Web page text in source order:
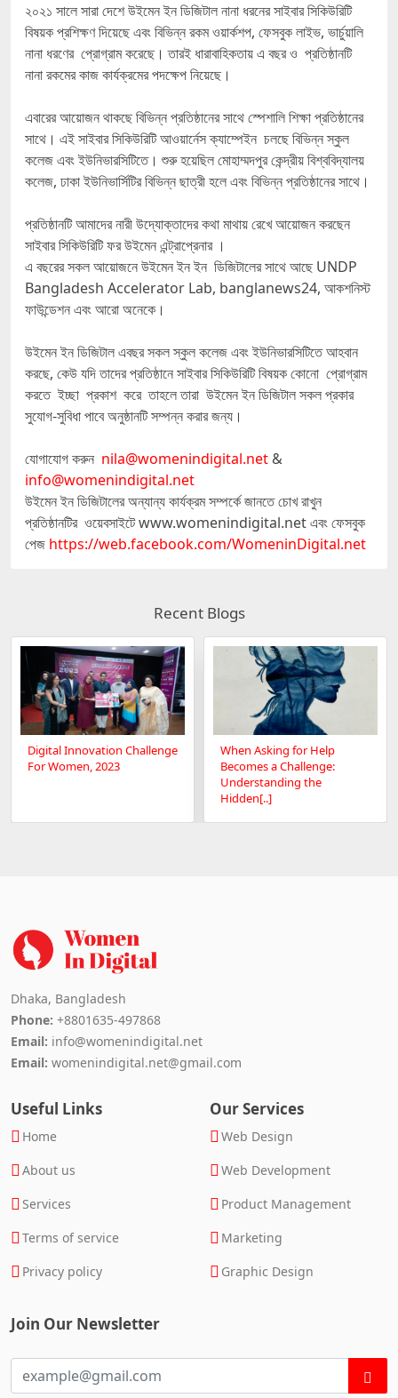
২০২১ সালে সারা দেশে উইমেন ইন ডিজিটাল নানা ধরনের সাইবার সিকিউরিটি
বিষয়ক প্রশিক্ষণ দিয়েছে এবং বিভিন্ন রকম ওয়ার্কশপ, ফেসবুক লাইভ, ভার্চুয়ালি
নানা ধরণের প্রোগ্রাম করেছে। তারই ধারাবাহিকতায় এ বছর ও প্রতিষ্ঠানটি
নানা রকমের কাজ কার্যক্রমের পদক্ষেপ নিয়েছে।
এবারের আয়োজন থাকছে বিভিন্ন প্রতিষ্ঠানের সাথে স্পেশালি শিক্ষা প্রতিষ্ঠানের
সাথে। এই সাইবার সিকিউরিটি আওয়ার্নেস ক্যাম্পেইন চলছে বিভিন্ন স্কুল
কলেজ এবং ইউনিভারসিটিতে। শুরু হয়েছিল মোহাম্মদপুর কেন্দ্রীয় বিশ্ববিদ্যালয়
কলেজ, ঢাকা ইউনিভার্সিটির বিভিন্ন ছাত্রী হলে এবং বিভিন্ন প্রতিষ্ঠানের সাথে।
প্রতিষ্ঠানটি আমাদের নারী উদ্যোক্তাদের কথা মাথায় রেখে আয়োজন করছেন
সাইবার সিকিউরিটি ফর উইমেন এন্ট্রাপ্রেনার ।
এ বছরের সকল আয়োজনে উইমেন ইন ইন ডিজিটালের সাথে আছে UNDP
Bangladesh Accelerator Lab, banglanews24, আকশনিস্ট
ফাউন্ডেশন এবং আরো অনেকে।
উইমেন ইন ডিজিটাল এবছর সকল স্কুল কলেজ এবং ইউনিভারসিটিতে আহবান
করছে, কেউ যদি তাদের প্রতিষ্ঠানে সাইবার সিকিউরিটি বিষয়ক কোনো প্রোগ্রাম
করতে ইচ্ছা প্রকাশ করে তাহলে তারা উইমেন ইন ডিজিটাল সকল প্রকার
সুযোগ-সুবিধা পাবে অনুষ্ঠানটি সম্পন্ন করার জন্য।
যোগাযোগ করুন nila@womenindigital.net &
info@womenindigital.net
উইমেন ইন ডিজিটালের অন্যান্য কার্যক্রম সম্পর্কে জানতে চোখ রাখুন
প্রতিষ্ঠানটির ওয়েবসাইটে www.womenindigital.net এবং ফেসবুক
পেজ https://web.facebook.com/WomeninDigital.net
Recent Blogs
Digital Innovation Challenge
For Women, 2023
When Asking for Help
Becomes a Challenge:
Understanding the
Hidden[..]
Dhaka, Bangladesh
Phone: +8801635-497868
Email: info@womenindigital.net
Email: womenindigital.net@gmail.com
Useful Links
Home
About us
Services
Terms of service
Privacy policy
Our Services
Web Design
Web Development
Product Management
Marketing
Graphic Design
Join Our Newsletter